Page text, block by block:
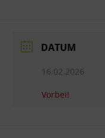
DATUM
16.02.2026
Vorbei!